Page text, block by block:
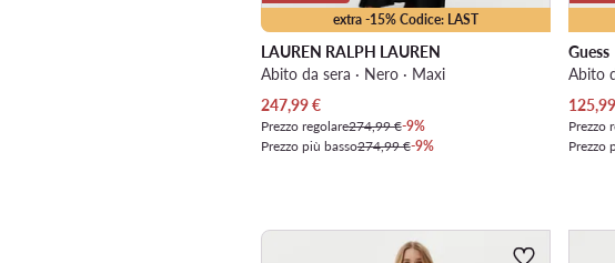
extra -15% Codice: LAST
LAUREN RALPH LAUREN
Abito da sera · Nero · Maxi
Prezzo attuale
247,99€
Prezzo regolare274,99 €-9%
Prezzo più basso274,99 €-9%
Guess
Abito
Prezzo
125,99
Prezzo
Prezzo